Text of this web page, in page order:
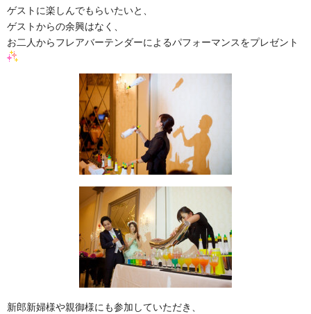
ゲストに楽しんでもらいたいと、
ゲストからの余興はなく、
お二人からフレアバーテンダーによるパフォーマンスをプレゼント
新郎新婦様や親御様にも参加していただき、